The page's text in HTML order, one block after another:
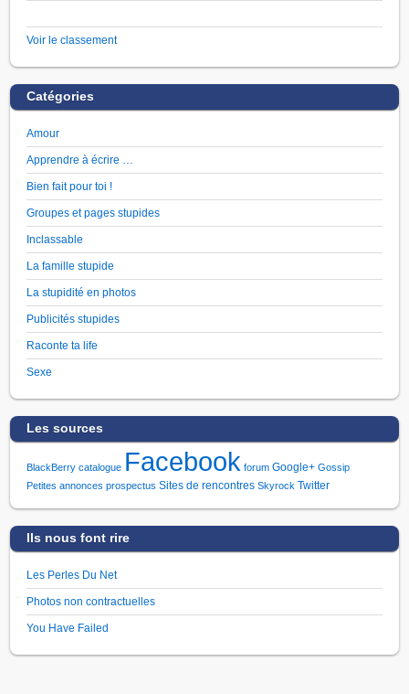
Voir le classement
Catégories
Amour
Apprendre à écrire …
Bien fait pour toi !
Groupes et pages stupides
Inclassable
La famille stupide
La stupidité en photos
Publicités stupides
Raconte ta life
Sexe
Les sources
BlackBerry catalogue Facebook forum Google+ Gossip
Petites annonces prospectus Sites de rencontres Skyrock Twitter
Ils nous font rire
Les Perles Du Net
Photos non contractuelles
You Have Failed